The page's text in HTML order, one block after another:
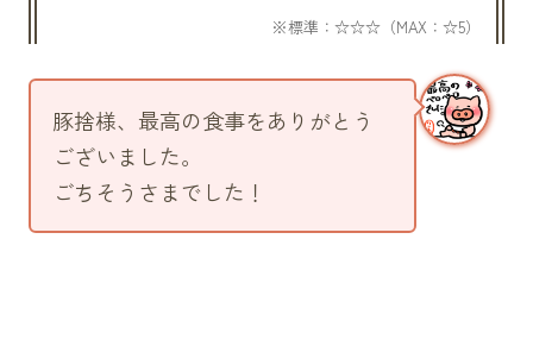
豚捨様、最高の食事をありがとう
ございました。
ごちそうさまでした！